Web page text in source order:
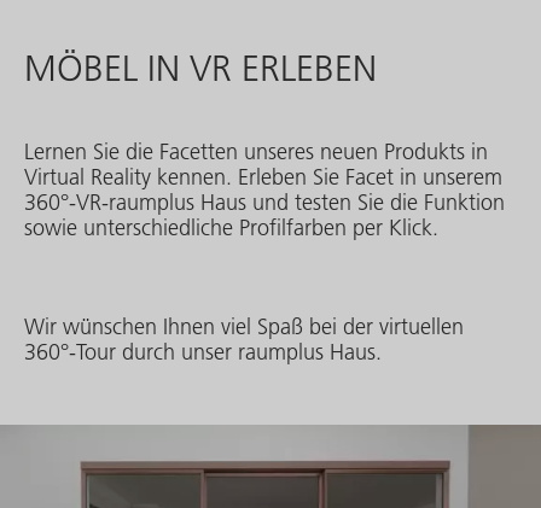
MÖBEL IN VR ERLEBEN
Lernen Sie die Facetten unseres neuen Produkts in
Virtual Reality kennen. Erleben Sie Facet in unserem
360°-VR-raumplus Haus und testen Sie die Funktion
sowie unterschiedliche Profilfarben per Klick.
Wir wünschen Ihnen viel Spaß bei der virtuellen
360°-Tour durch unser raumplus Haus.